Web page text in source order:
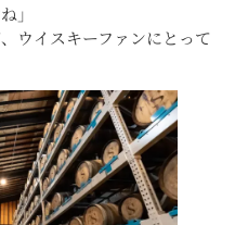
」
ウイスキーファンにとって